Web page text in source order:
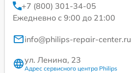
+7 (800) 301-34-05
Ежедневно с 9:00 до 21:00
info@philips-repair-center.ru
ул. Ленина, 23
Адрес сервисного центра Philips